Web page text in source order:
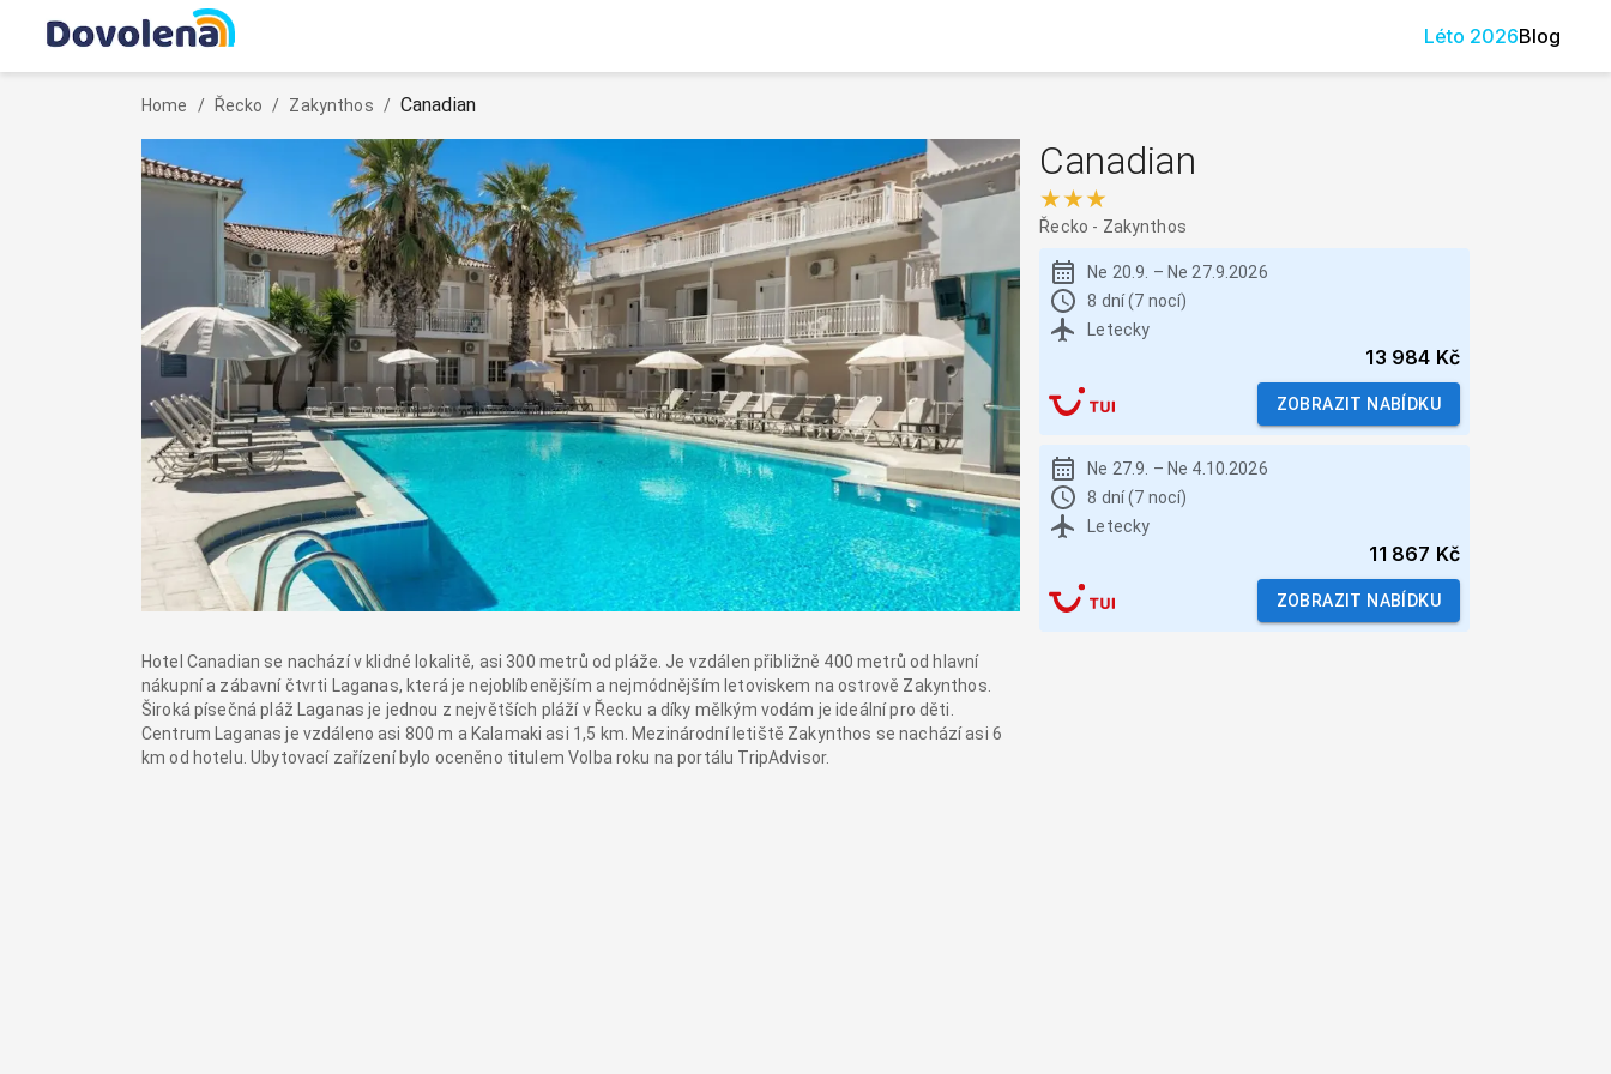
Léto 2026Blog
Home / Řecko / Zakynthos / Canadian
Hotel Canadian se nachází v klidné lokalitě, asi 300 metrů od pláže. Je vzdálen přibližně 400 metrů od hlavní
nákupní a zábavní čtvrti Laganas, která je nejoblíbenějším a nejmódnějším letoviskem na ostrově Zakynthos.
Široká písečná pláž Laganas je jednou z největších pláží v Řecku a díky mělkým vodám je ideální pro děti.
Centrum Laganas je vzdáleno asi 800 m a Kalamaki asi 1,5 km. Mezinárodní letiště Zakynthos se nachází asi 6
km od hotelu. Ubytovací zařízení bylo oceněno titulem Volba roku na portálu TripAdvisor.
Canadian
★★★
Řecko - Zakynthos
Ne 20.9. – Ne 27.9.2026
8 dní (7 nocí)
Letecky
13 984 Kč
ZOBRAZIT NABÍDKU
Ne 27.9. – Ne 4.10.2026
8 dní (7 nocí)
Letecky
11 867 Kč
ZOBRAZIT NABÍDKU